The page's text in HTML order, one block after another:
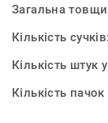
Загальна
Кількість сучків:
Кількість штук
Кількість